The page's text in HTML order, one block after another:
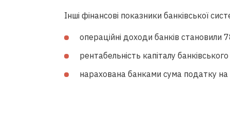
Інші фінансові показники банківської
операційні доходи банків становили
рентабельність капіталу
нарахована банками сума податку